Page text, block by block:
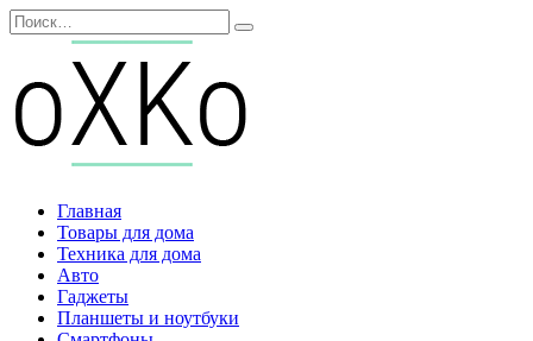
Перейти
к
содержанию
Search
for:
Главная
Товары для дома
Техника для дома
Авто
Гаджеты
Планшеты и ноутбуки